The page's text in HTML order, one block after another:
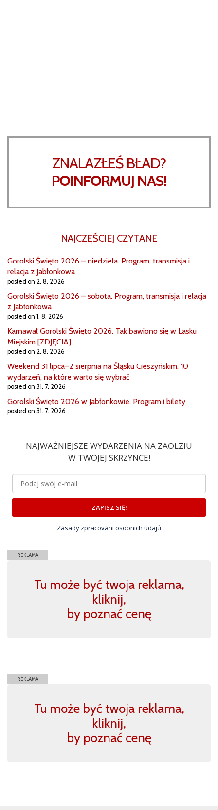
ZNALAZŁEŚ BŁAD?
POINFORMUJ NAS!
NAJCZĘŚCIEJ CZYTANE
Gorolski Święto 2026 – niedziela. Program, transmisja i
relacja z Jabłonkowa
posted on 2. 8. 2026
Gorolski Święto 2026 – sobota. Program, transmisja i relacja
z Jabłonkowa
posted on 1. 8. 2026
Karnawał Gorolski Święto 2026. Tak bawiono się w Lasku
Miejskim [ZDJĘCIA]
posted on 2. 8. 2026
Weekend 31 lipca–2 sierpnia na Śląsku Cieszyńskim. 10
wydarzeń, na które warto się wybrać
posted on 31. 7. 2026
Gorolski Święto 2026 w Jabłonkowie. Program i bilety
posted on 31. 7. 2026
NAJWAŻNIEJSZE WYDARZENIA NA ZAOLZIU
W TWOJEJ SKRZYNCE!
ZAPISZ SIĘ!
Zásady zpracování osobních údajů
REKLAMA
Tu może być twoja reklama,
kliknij,
by poznać cenę
REKLAMA
Tu może być twoja reklama,
kliknij,
by poznać cenę